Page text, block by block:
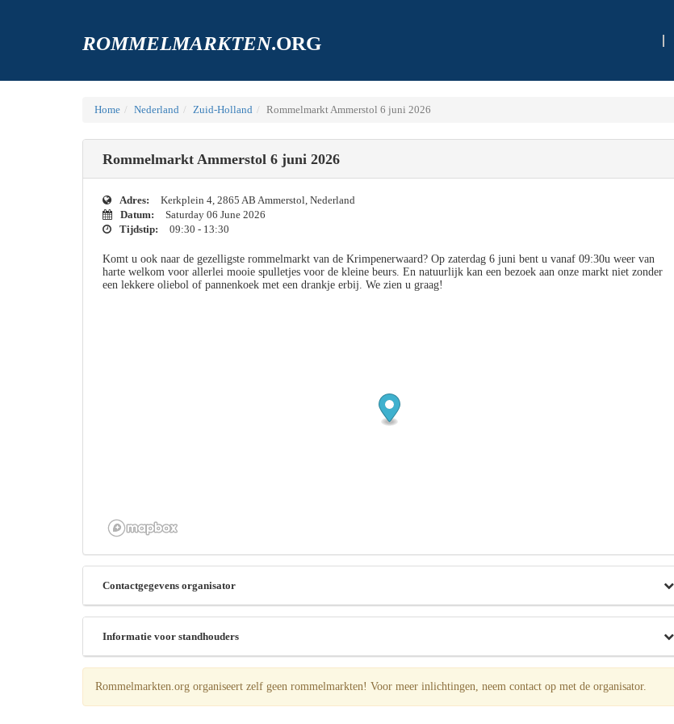
ROMMELMARKTEN.ORG
Home Nederland Zuid-Holland Rommelmarkt Ammerstol 6 juni 2026
Rommelmarkt Ammerstol 6 juni 2026
Adres:
Kerkplein 4, 2865 AB Ammerstol, Nederland
Datum:
Saturday 06 June 2026
Tijdstip:
09:30 - 13:30
Komt u ook naar de gezelligste rommelmarkt van de Krimpenerwaard? Op zaterdag 6 juni bent u vanaf 09:30u weer van
harte welkom voor allerlei mooie spulletjes voor de kleine beurs. En natuurlijk kan een bezoek aan onze markt niet zonder
een lekkere oliebol of pannenkoek met een drankje erbij. We zien u graag!
Contactgegevens organisator
Informatie voor standhouders
Rommelmarkten.org organiseert zelf geen rommelmarkten! Voor meer inlichtingen, neem contact op met de organisator.